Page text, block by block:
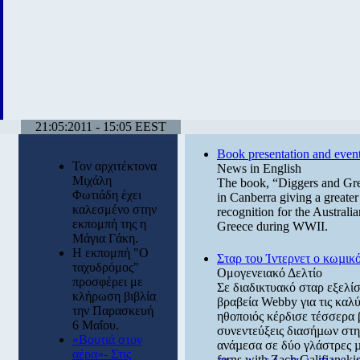
21:05:2011 - 15:05 EEST
Τον αρχιτέκτονα
Μιχάλη
Φωτιάδη έχει
καλεσμένο στην
εκπομπή της η
Μάγια Γάκη.
Η εκπομπή "Ο
ταχυδρόμος"
προσφέρει με
κλήρωση βιβλία
την Παρασκευή
6 Μαΐου.
«Βουτιά στον
αέρα»- Στις
Book presentation and
News in English
The book, “Diggers and
in Canberra giving a
recognition for the
Greece during WWII.
Σταρ του Ίντερνετ ο
Ομογενειακό Δελτίο
Σε διαδικτυακό σταρ
βραβεία Webby για τις
ηθοποιός κέρδισε τέσσερα
συνεντεύξεις διασήµων
ανάµεσα σε δύο γλάστρες